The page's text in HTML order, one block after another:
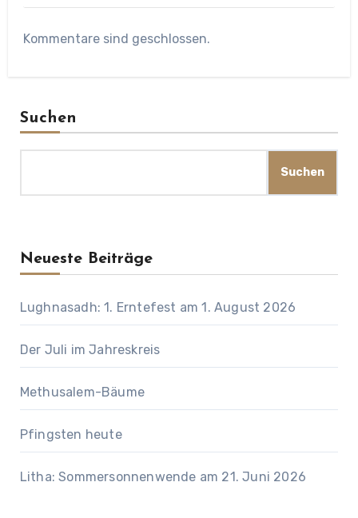
Kommentare sind geschlossen.
Suchen
Suchen
Neueste Beiträge
Lughnasadh: 1. Erntefest am 1. August 2026
Der Juli im Jahreskreis
Methusalem-Bäume
Pfingsten heute
Litha: Sommersonnenwende am 21. Juni 2026